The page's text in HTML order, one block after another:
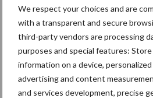
We respect your choices and are
with a transparent and secure
third-party vendors are processing
purposes and special features: Store
information on a device,
advertising and content
and services development, precise
krimpende
markt
Themapagina's